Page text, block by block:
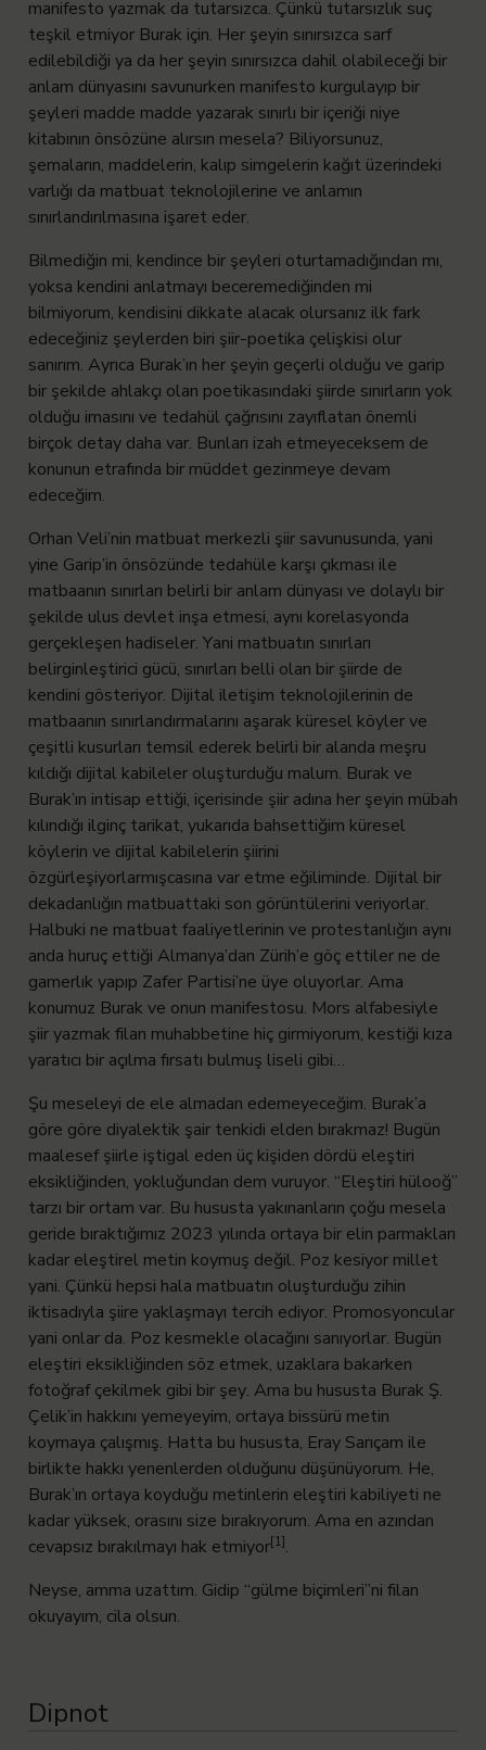
manifesto yazmak da tutarsızca. Çünkü tutarsızlık suç
teşkil etmiyor Burak için. Her şeyin sınırsızca sarf
edilebildiği ya da her şeyin sınırsızca dahil olabileceği bir
anlam dünyasını savunurken manifesto kurgulayıp bir
şeyleri madde madde yazarak sınırlı bir içeriği niye
kitabının önsözüne alırsın mesela? Biliyorsunuz,
şemaların, maddelerin, kalıp simgelerin kağıt üzerindeki
varlığı da matbuat teknolojilerine ve anlamın
sınırlandırılmasına işaret eder.
Bilmediğin mi, kendince bir şeyleri oturtamadığından mı,
yoksa kendini anlatmayı beceremediğinden mi
bilmiyorum, kendisini dikkate alacak olursanız ilk fark
edeceğiniz şeylerden biri şiir-poetika çelişkisi olur
sanırım. Ayrıca Burak’ın her şeyin geçerli olduğu ve garip
bir şekilde ahlakçı olan poetikasındaki şiirde sınırların yok
olduğu imasını ve tedahül çağrısını zayıflatan önemli
birçok detay daha var. Bunları izah etmeyeceksem de
konunun etrafında bir müddet gezinmeye devam
edeceğim.
Orhan Veli’nin matbuat merkezli şiir savunusunda, yani
yine Garip’in önsözünde tedahüle karşı çıkması ile
matbaanın sınırları belirli bir anlam dünyası ve dolaylı bir
şekilde ulus devlet inşa etmesi, aynı korelasyonda
gerçekleşen hadiseler. Yani matbuatın sınırları
belirginleştirici gücü, sınırları belli olan bir şiirde de
kendini gösteriyor. Dijital iletişim teknolojilerinin de
matbaanın sınırlandırmalarını aşarak küresel köyler ve
çeşitli kusurları temsil ederek belirli bir alanda meşru
kıldığı dijital kabileler oluşturduğu malum. Burak ve
Burak’ın intisap ettiği, içerisinde şiir adına her şeyin mübah
kılındığı ilginç tarikat, yukarıda bahsettiğim küresel
köylerin ve dijital kabilelerin şiirini
özgürleşiyorlarmışcasına var etme eğiliminde. Dijital bir
dekadanlığın matbuattaki son görüntülerini veriyorlar.
Halbuki ne matbuat faaliyetlerinin ve protestanlığın aynı
anda huruç ettiği Almanya’dan Zürih’e göç ettiler ne de
gamerlık yapıp Zafer Partisi’ne üye oluyorlar. Ama
konumuz Burak ve onun manifestosu. Mors alfabesiyle
şiir yazmak filan muhabbetine hiç girmiyorum, kestiği kıza
yaratıcı bir açılma fırsatı bulmuş liseli gibi…
Şu meseleyi de ele almadan edemeyeceğim. Burak’a
göre göre diyalektik şair tenkidi elden bırakmaz! Bugün
maalesef şiirle iştigal eden üç kişiden dördü eleştiri
eksikliğinden, yokluğundan dem vuruyor. “Eleştiri hülooğ”
tarzı bir ortam var. Bu hususta yakınanların çoğu mesela
geride bıraktığımız 2023 yılında ortaya bir elin parmakları
kadar eleştirel metin koymuş değil. Poz kesiyor millet
yani. Çünkü hepsi hala matbuatın oluşturduğu zihin
iktisadıyla şiire yaklaşmayı tercih ediyor. Promosyoncular
yani onlar da. Poz kesmekle olacağını sanıyorlar. Bugün
eleştiri eksikliğinden söz etmek, uzaklara bakarken
fotoğraf çekilmek gibi bir şey. Ama bu hususta Burak Ş.
Çelik’in hakkını yemeyeyim, ortaya bissürü metin
koymaya çalışmış. Hatta bu hususta, Eray Sarıçam ile
birlikte hakkı yenenlerden olduğunu düşünüyorum. He,
Burak’ın ortaya koyduğu metinlerin eleştiri kabiliyeti ne
kadar yüksek, orasını size bırakıyorum. Ama en azından
cevapsız bırakılmayı hak etmiyor[1].
Neyse, amma uzattım. Gidip “gülme biçimleri”ni filan
okuyayım, cila olsun.
Dipnot